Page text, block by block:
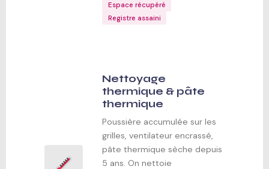
Espace récupéré
Registre assaini
Nettoyage
thermique & pâte
thermique
Poussière accumulée sur les
grilles, ventilateur encrassé,
pâte thermique sèche depuis
5 ans. On nettoie